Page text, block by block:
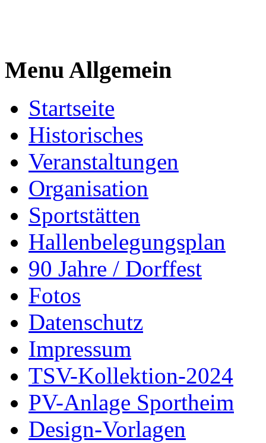
Menu Allgemein
Startseite
Historisches
Veranstaltungen
Organisation
Sportstätten
Hallenbelegungsplan
90 Jahre / Dorffest
Fotos
Datenschutz
Impressum
TSV-Kollektion-2024
PV-Anlage Sportheim
Design-Vorlagen